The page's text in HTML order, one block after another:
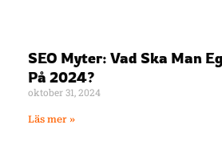
SEO Myter: Vad Ska Man
På 2024?
oktober 31, 2024
Läs mer »